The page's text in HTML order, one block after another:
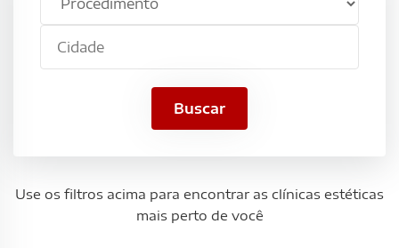
Presidente
Buscar
Use os filtros acima para encontrar as clínicas estéticas
mais perto de você